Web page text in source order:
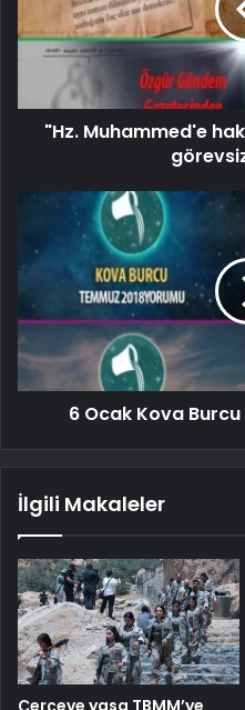
"Hz. Muhammed'e
6 Ocak Kova
İlgili Makaleler
Çerçeve yasa TBMM’ye